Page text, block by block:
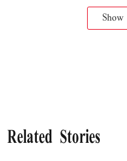
Show
Related Stories